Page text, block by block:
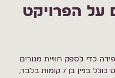
על הפרויקט
תוכנן בקפידה כדי לספק חוויית מגורים
יוקרתית ומתקדמת. הפרויקט כולל בניין בן 7 קומות בלבד,